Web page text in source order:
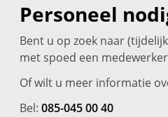
Personeel
Bent u op zoek naar
met spoed een
Of wilt u meer informatie
Bel: 085-045 00 40